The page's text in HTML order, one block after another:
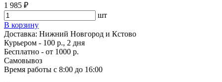
1 985 ₽
шт
В корзину
Доставка: Нижний Новгород и Кстово
Курьером - 100 р., 2 дня
Бесплатно - от 1000 р.
Самовывоз
Время работы с 8:00 до 16:00